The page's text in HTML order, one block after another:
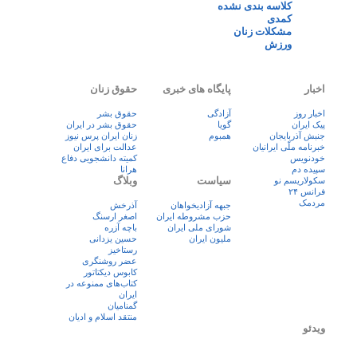
کلاسه بندی نشده
کمدی
مشکلات زنان
ورزش
اخبار
اخبار روز
پيک ايران
جنبش آذربایجان
خبرنامه ملّی ایرانیان
خودنویس
سپیده دم
سکولاریسم نو
فرانس ۲۴
مردمک
پایگاه های خبری
آزادگی
گویا
همبوم
حقوق زنان
حقوق بشر
حقوق بشر در ایران
زنان ايران پرس نيوز
عدالت برای ایران
کمیته دانشجویی دفاع
هرانا
سیاست
جبهه آزادیخواهان
حزب مشروطه ایران
شورای ملی ایران
ملیون ایران
وبلاگ
آذرخش
اصغر ارسنگ
باچه آزره
حسین یزدانی
رستاخیز
عضر روشنگری
کابوس دیکتاتور
کتاب‌های ممنوعه در
ایران
گمنامیان
منتقد اسلام و ادیان
ویدئو